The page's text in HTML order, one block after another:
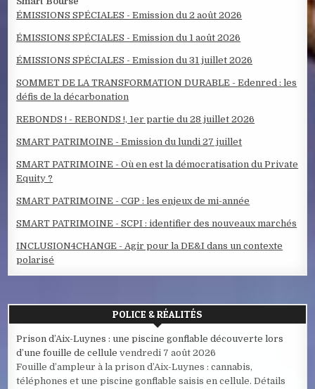
ÉMISSIONS SPÉCIALES - Emission du 2 août 2026
ÉMISSIONS SPÉCIALES - Emission du 1 août 2026
ÉMISSIONS SPÉCIALES - Emission du 31 juillet 2026
SOMMET DE LA TRANSFORMATION DURABLE - Edenred : les
défis de la décarbonation
REBONDS ! - REBONDS !, 1er partie du 28 juillet 2026
SMART PATRIMOINE - Emission du lundi 27 juillet
SMART PATRIMOINE - Où en est la démocratisation du Private
Equity ?
SMART PATRIMOINE - CGP : les enjeux de mi-année
SMART PATRIMOINE - SCPI : identifier des nouveaux marchés
INCLUSION4CHANGE - Agir pour la DE&I dans un contexte
polarisé
POLICE & RÉALITÉS
Prison d’Aix-Luynes : une piscine gonflable découverte lors
d’une fouille de cellule vendredi 7 août 2026
Fouille d’ampleur à la prison d’Aix-Luynes : cannabis,
téléphones et une piscine gonflable saisis en cellule. Détails